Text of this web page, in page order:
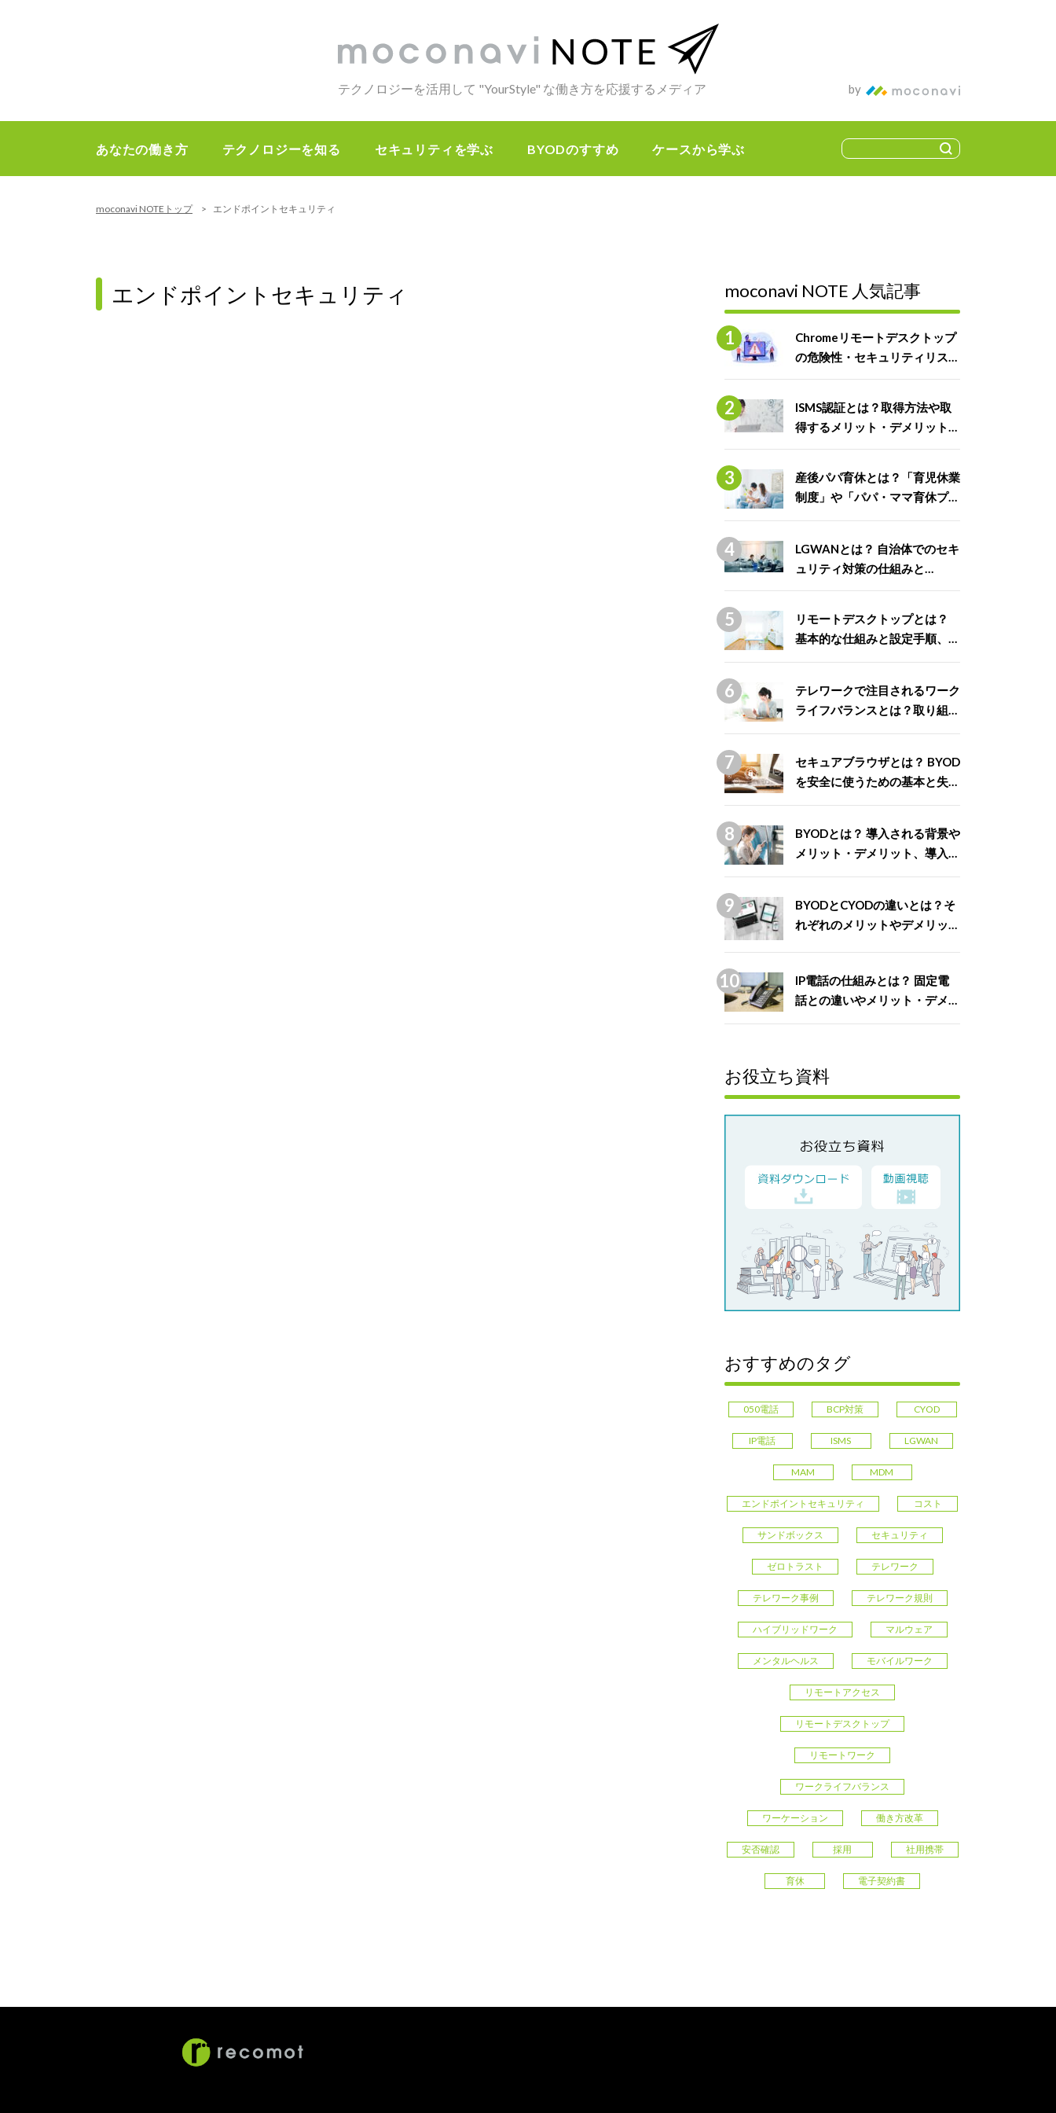
テクノロジーを活用して "YourStyle" な働き方を応援するメディア by
あなたの働き方 テクノロジーを知る セキュリティを学ぶ BYODのすすめ ケースから学ぶ
moconavi NOTEトップ エンドポイントセキュリティ
エンドポイントセキュリティ moconavi NOTE 人気記事
Chromeリモートデスクトップ
の危険性・セキュリティリスク
と対処法
ISMS認証とは？取得方法や取
得するメリット・デメリット、
ISO27001との違いを解説
産後パパ育休とは？「育児休業
制度」や「パパ・ママ育休プラ
LGWANとは？ 自治体でのセキ
ュリティ対策の仕組みと
LGWAN-ASPの種類を解説
リモートデスクトップとは？
基本的な仕組みと設定手順、安
テレワークで注目されるワーク
ライフバランスとは？取り組み
セキュアブラウザとは？ BYOD
を安全に使うための基本と失敗
BYODとは？ 導入される背景や
メリット・デメリット、導入事
BYODとCYODの違いとは？そ
れぞれのメリットやデメリット
IP電話の仕組みとは？ 固定電
話との違いやメリット・デメリ
お役立ち資料
おすすめのタグ
050電話 BCP対策 CYOD
IP電話 ISMS LGWAN
MAM MDM
エンドポイントセキュリティ コスト
サンドボックス セキュリティ
ゼロトラスト テレワーク
テレワーク事例 テレワーク規則
ハイブリッドワーク マルウェア
メンタルヘルス モバイルワーク
リモートアクセス
リモートデスクトップ
リモートワーク
ワークライフバランス
ワーケーション 働き方改革
安否確認 採用 社用携帯
育休 電子契約書